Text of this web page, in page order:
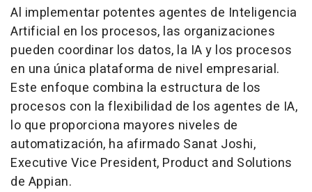
Al implementar potentes agentes de Inteligencia
Artificial en los procesos, las organizaciones
pueden coordinar los datos, la IA y los procesos
en una única plataforma de nivel empresarial.
Este enfoque combina la estructura de los
procesos con la flexibilidad de los agentes de IA,
lo que proporciona mayores niveles de
automatización, ha afirmado Sanat Joshi,
Executive Vice President, Product and Solutions
de Appian.